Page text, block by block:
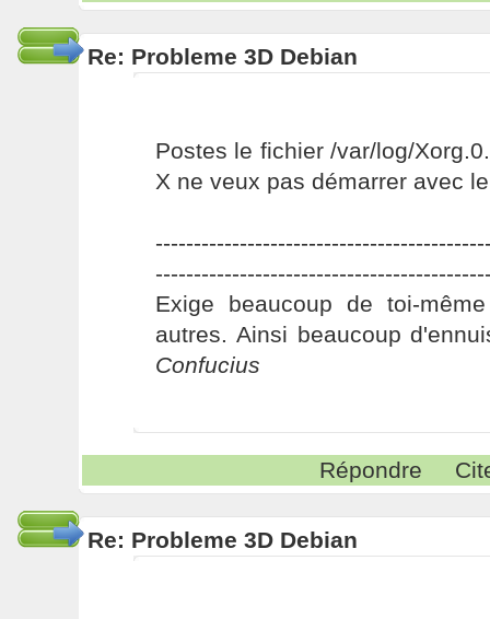
Re: Probleme 3D Debian
Postes le fichier /var/log/
X ne veux pas démarrer avec
Exige beaucoup de toi-
autres. Ainsi beaucoup
Confucius
Répondre
Re: Probleme 3D Debian